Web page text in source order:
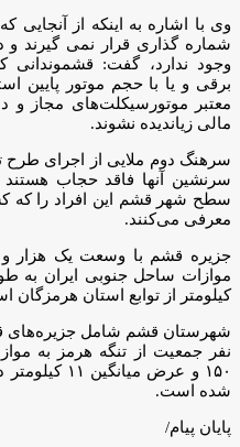
وی با اشاره به اینکه از
شماره گذاری قرار نمی گیرند
وجود ندارد، گفت: قشموندانی
برقی و یا با حجم موتور پایین
معتبر موتورسیکلت‌های مجاز و
مالی زیاندیده نشوند.
سرهنگ دوم ملایی از اجرای طرح
سرنشین آنها فاقد حجاب
سطح شهر قشم این افراد را که
معرفی می‌کنند.
کیلومتر از توابع استان هرمزگان است و ۳۰۰ کیلومتر خط
نفر جمعیت از تنگه هرمز به
۱۵۰ و عرض
شده است.
پایان پیام/